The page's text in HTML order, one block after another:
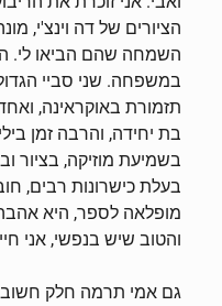
הציורים של דה וינצ'י,
השמחה שהם הביאו לי.
במשפחה. שני סביי
תזמורת באוקראינה,
בת יחידה, והרבה זמן
בשמיעת מוזיקה, בציור
בעלת כישרונות רבים,
מופלאה לספר, היא
והטוב שיש בנפשי, אני
גם אמי תרמה חלק